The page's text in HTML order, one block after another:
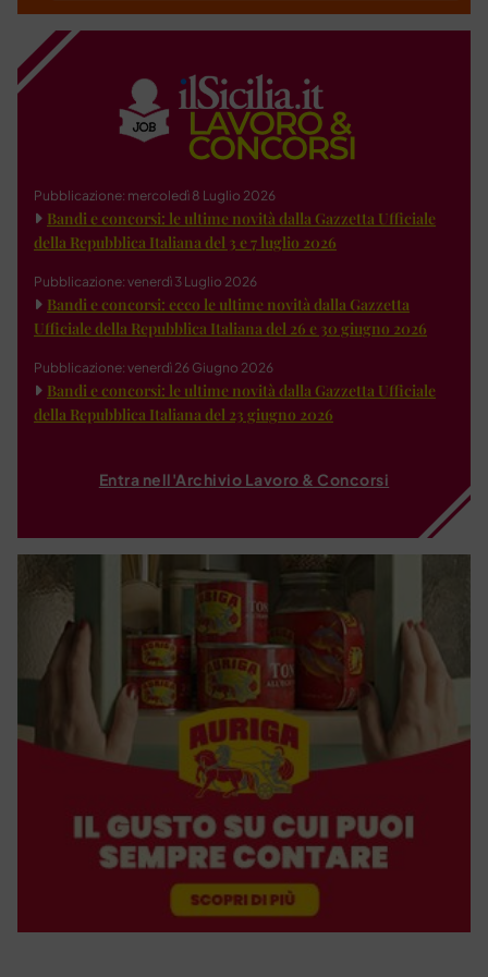
Pubblicazione: mercoledì 8 Luglio 2026
Bandi e concorsi: le ultime novità dalla Gazzetta Ufficiale
della Repubblica Italiana del 3 e 7 luglio 2026
Pubblicazione: venerdì 3 Luglio 2026
Bandi e concorsi: ecco le ultime novità dalla Gazzetta
Ufficiale della Repubblica Italiana del 26 e 30 giugno 2026
Pubblicazione: venerdì 26 Giugno 2026
Bandi e concorsi: le ultime novità dalla Gazzetta Ufficiale
della Repubblica Italiana del 23 giugno 2026
Entra nell'Archivio Lavoro & Concorsi